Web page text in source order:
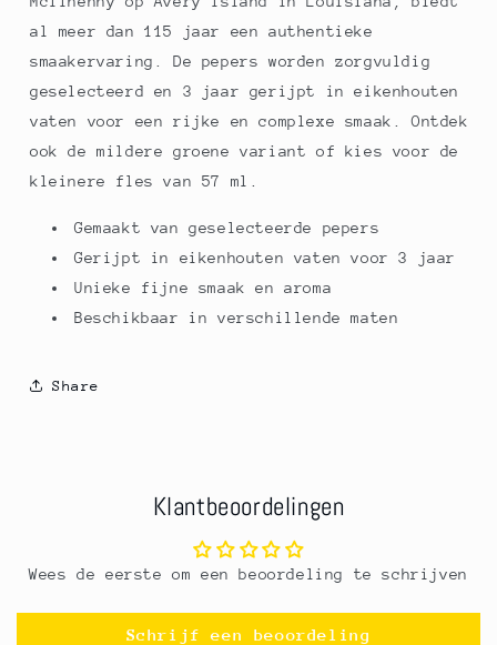
al meer dan 115 jaar een authentieke
smaakervaring. De pepers worden zorgvuldig
geselecteerd en 3 jaar gerijpt in eikenhouten
vaten voor een rijke en complexe smaak. Ontdek
ook de mildere groene variant of kies voor de
kleinere fles van 57 ml.
Gemaakt van geselecteerde pepers
Gerijpt in eikenhouten vaten voor 3 jaar
Unieke fijne smaak en aroma
Beschikbaar in verschillende maten
Share
Klantbeoordelingen
Wees de eerste om een beoordeling te schrijven
Schrijf een beoordeling